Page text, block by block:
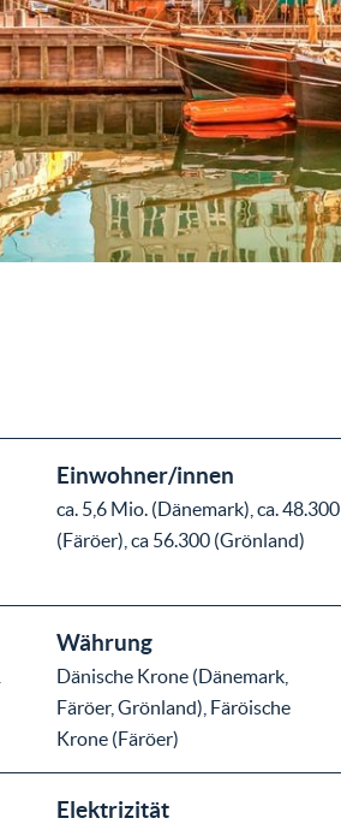
Einwohner/innen
ca. 5,6 Mio. (Dänemark), ca. 48.300
(Färöer), ca 56.300 (Grönland)
Währung
Dänische Krone (Dänemark,
Färöer, Grönland), Färöische
Krone (Färöer)
Elektrizität